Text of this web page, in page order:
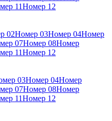
11Номер 12
02Номер 03Номер 04Номер
07Номер 08Номер
11Номер 12
03Номер 04Номер
07Номер 08Номер
11Номер 12